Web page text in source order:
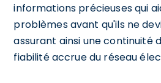
informations précieuses qui
problèmes avant qu'ils ne
assurant ainsi une continuité
fiabilité accrue du réseau